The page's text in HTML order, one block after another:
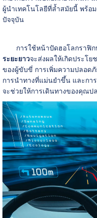
ผู้นำเทคโนโลยีที่ล้ำสมัยนี้ พร้อ
ปัจจุบัน
การใช้หน้าปัดฮอโลกราฟิก
ระยะยาวจะส่งผลให้เกิดประโ
ของผู้ขับขี่ การเพิ่มความปลอด
การนำทางที่แม่นยำขึ้น และกา
จะช่วยให้การเดินทางของคุณ